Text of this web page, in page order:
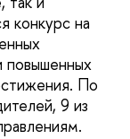
конкурс на
повышенных
По
9 из